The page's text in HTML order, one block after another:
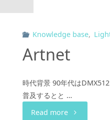
Knowledge base,
Artnet
時代背景 90年代は
普及するとと …
Read more"Artnet"